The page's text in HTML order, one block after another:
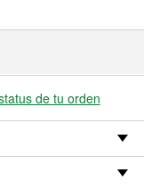
de tu orden